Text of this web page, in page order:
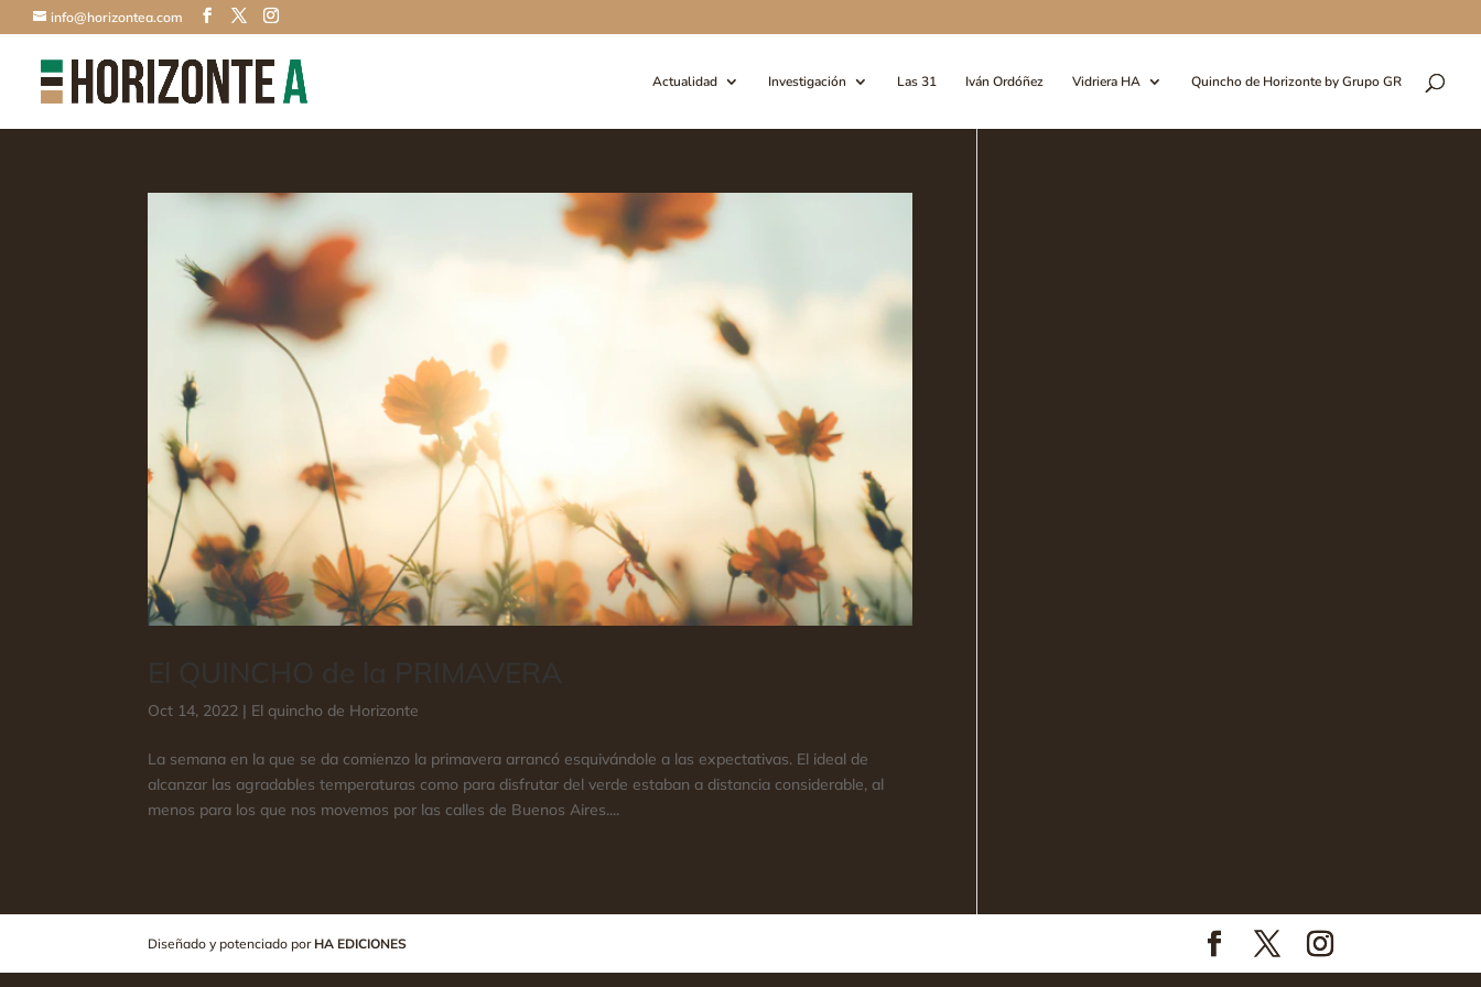
info@horizontea.com
Actualidad Investigación Las 31 Iván Ordóñez Vidriera HA Quincho de Horizonte by Grupo GR
Oct 14, 2022 | El quincho de Horizonte
La semana en la que se da comienzo la primavera arrancó esquivándole a las expectativas. El ideal de
alcanzar las agradables temperaturas como para disfrutar del verde estaban a distancia considerable, al
menos para los que nos movemos por las calles de Buenos Aires....
Diseñado y potenciado por HA EDICIONES